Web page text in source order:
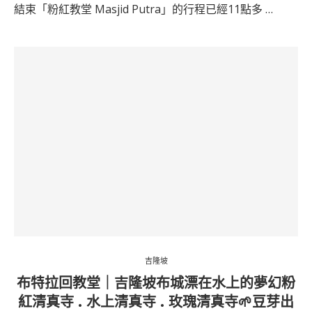
結束「粉紅教堂 Masjid Putra」的行程已經11點多 …
吉隆坡
布特拉回教堂｜吉隆坡布城漂在水上的夢幻粉
紅清真寺 . 水上清真寺 . 玫瑰清真寺🌱豆芽出